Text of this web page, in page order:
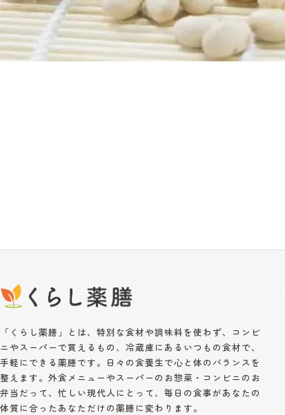
「くらし薬膳」とは、特別な食材や調味料を使わず、コンビ
ニやスーパーで買えるもの、冷蔵庫にあるいつもの食材で、
手軽にできる薬膳です。日々の食養生で心と体のバランスを
整えます。外食メニューやスーパーのお惣菜・コンビニのお
弁当だって、忙しい現代人にとって、毎日の食事があなたの
体質に合ったあなただけの薬膳に変わります。